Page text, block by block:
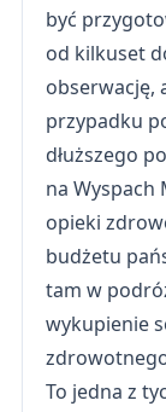
być
od kilkuset
obserwację,
przypadku
dłuższego
na Wyspach
opieki
budżetu
tam w
wykupienie
To jedna z